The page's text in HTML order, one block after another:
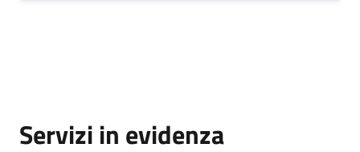
Servizi in evidenza